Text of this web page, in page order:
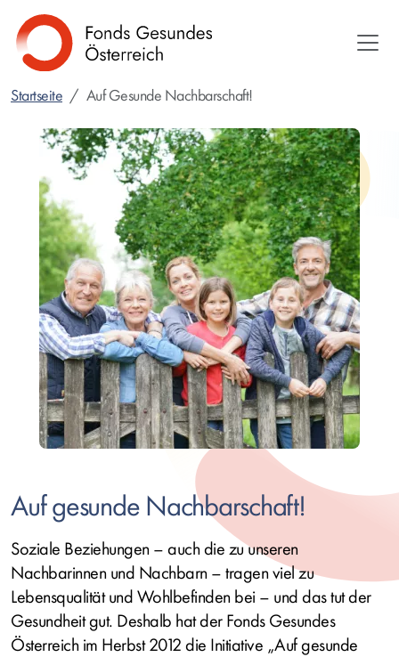
zum
Inhalt
Startseite Auf Gesunde Nachbarschaft!
Auf gesunde Nachbarschaft!
Soziale Beziehungen – auch die zu unseren
Nachbarinnen und Nachbarn – tragen viel zu
Lebensqualität und Wohlbefinden bei – und das tut der
Gesundheit gut. Deshalb hat der Fonds Gesundes
Österreichim Herbst 2012 die Initiative „Auf gesunde